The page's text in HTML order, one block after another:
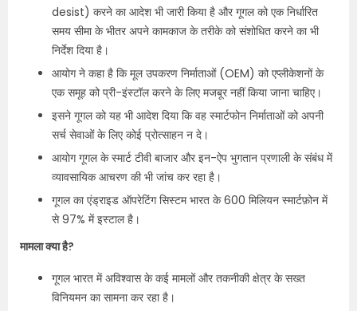
desist) करने का आदेश भी जारी किया है और गूगल को एक निर्धारित
समय सीमा के भीतर अपने कामकाज के तरीके को संशोधित करने का भी
निर्देश दिया है।
आयोग ने कहा है कि मूल उपकरण निर्माताओं (OEM) को एप्लीकेशनों के
एक समूह को प्री-इंस्टॉल करने के लिए मजबूर नहीं किया जाना चाहिए।
इसने गूगल को यह भी आदेश दिया कि वह स्मार्टफोन निर्माताओं को अपनी
सर्च सेवाओं के लिए कोई प्रोत्साहन न दे।
आयोग गूगल के स्मार्ट टीवी बाजार और इन-ऐप भुगतान प्रणाली के संबंध में
व्यावसायिक आचरण की भी जांच कर रहा है।
गूगल का एंड्राइड ऑपरेटिंग सिस्टम भारत के 600 मिलियन स्मार्टफ़ोन में
से 97% में इस्टाल है।
मामला क्या है?
गूगल भारत में अविश्वास के कई मामलों और तकनीकी क्षेत्र के सख्त
विनियमन का सामना कर रहा है।